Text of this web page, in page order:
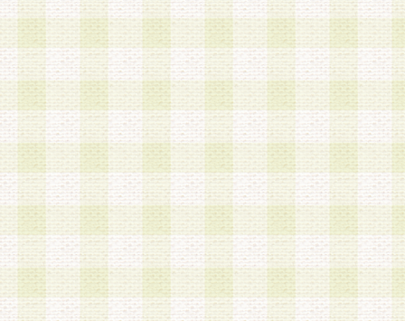
を付与します。
3.会員は、会員登録の際に申告する登録情報の全
いかなる虚偽の申告をも行ってはならないものと
4.会員は、複数のログインＩＤおよびパスワード
いものとします。
第4条 ログインIDおよびパスワードの管理
1.会員は、会員登録後、本サイト内にて本サービ
加する際には、前条に基づき当社から付与された
スワードを使用するものとします。
2.登録の際に当社が付与したログインIDおよびパ
の使用に関しては、全て会員本人がその責任を負